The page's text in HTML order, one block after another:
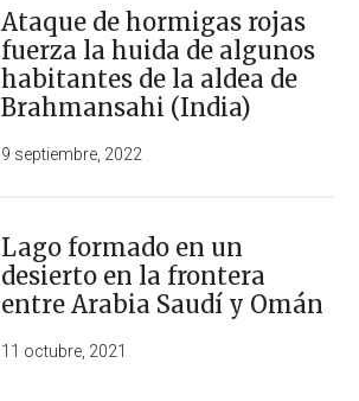
Ataque de hormigas rojas
fuerza la huida de algunos
habitantes de la aldea de
Brahmansahi (India)
9 septiembre, 2022
Lago formado en un
desierto en la frontera
entre Arabia Saudí y Omán
11 octubre, 2021